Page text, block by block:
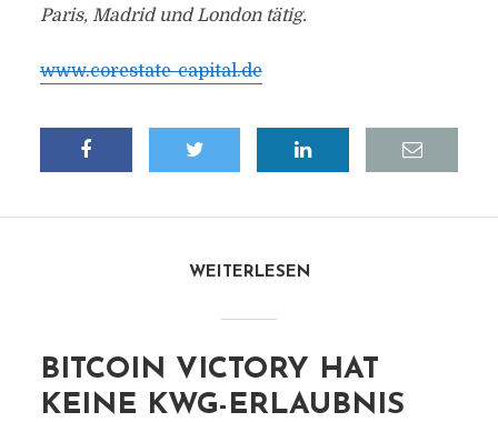
Paris, Madrid und London tätig.
www.corestate-capital.de
WEITERLESEN
BITCOIN VICTORY HAT
KEINE KWG-ERLAUBNIS